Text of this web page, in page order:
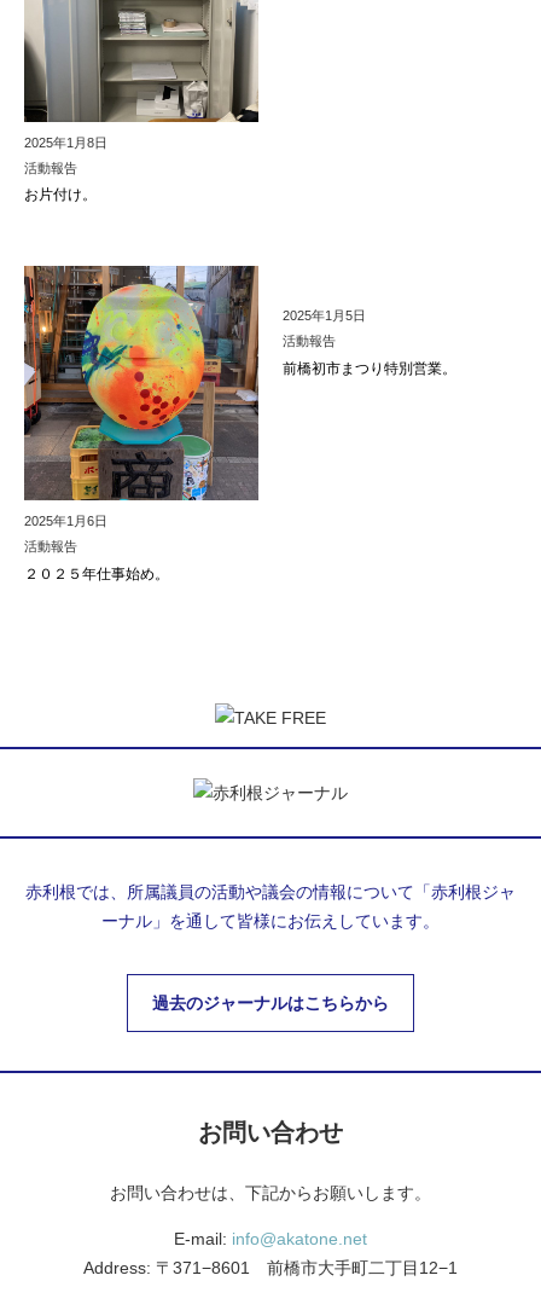
2025年1月8日
活動報告
お片付け。
2025年1月6日
活動報告
２０２５年仕事始め。
2025年1月5日
活動報告
前橋初市まつり特別営業。
赤利根では、所属議員の活動や議会の情報について「赤利根ジャ
ーナル」を通して皆様にお伝えしています。
過去のジャーナルはこちらから
お問い合わせ
お問い合わせは、下記からお願いします。
E-mail: info@akatone.net
Address: 〒371−8601 前橋市大手町二丁目12−1